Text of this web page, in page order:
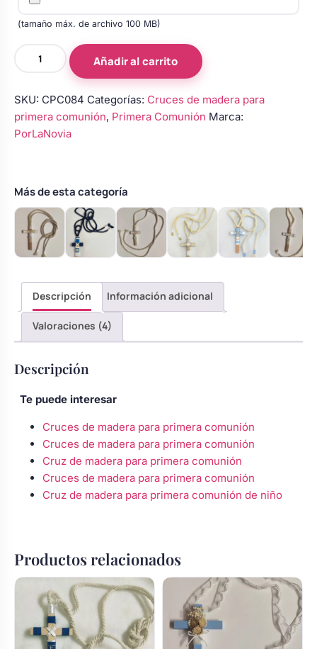
(tamaño máx. de archivo 100 MB)
para
primera
comunión
Añadir al carrito
SKU: CPC084 Categorías: Cruces de madera para
primera comunión, Primera Comunión Marca:
PorLaNovia
Más de esta categoría
Descripción Información adicional
Valoraciones (4)
Descripción
Te puede interesar
Cruces de madera para primera comunión
Cruces de madera para primera comunión
Cruz de madera para primera comunión
Cruces de madera para primera comunión
Cruz de madera para primera comunión de niño
Productos relacionados